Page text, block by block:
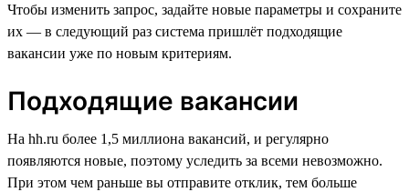
Чтобы изменить запрос, задайте новые параметры и сохраните
их — в следующий раз система пришлёт подходящие
вакансии уже по новым критериям.
Подходящие вакансии
На hh.ru более 1,5 миллиона вакансий, и регулярно
появляются новые, поэтому уследить за всеми невозможно.
При этом чем раньше вы отправите отклик, тем больше